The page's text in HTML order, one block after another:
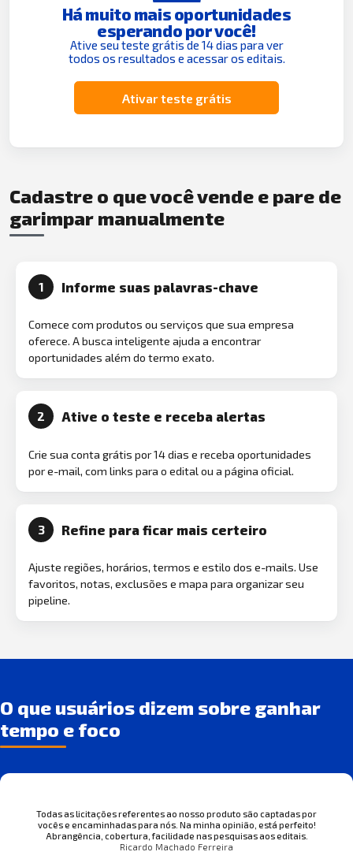
Há muito mais oportunidades
esperando por você!
Ative seu teste grátis de 14 dias para ver
todos os resultados e acessar os editais.
Ativar teste grátis
Cadastre o que você vende e pare de
garimpar manualmente
1 Informe suas palavras-chave
Comece com produtos ou serviços que sua empresa
oferece. A busca inteligente ajuda a encontrar
oportunidades além do termo exato.
2 Ative o teste e receba alertas
Crie sua conta grátis por 14 dias e receba oportunidades
por e-mail, com links para o edital ou a página oficial.
3 Refine para ficar mais certeiro
Ajuste regiões, horários, termos e estilo dos e-mails. Use
favoritos, notas, exclusões e mapa para organizar seu
pipeline.
O que usuários dizem sobre ganhar
tempo e foco
Todas as licitações referentes ao nosso produto são captadas por
vocês e encaminhadas para nós. Na minha opinião, está perfeito!
Abrangência, cobertura, facilidade nas pesquisas aos editais.
Ricardo Machado Ferreira